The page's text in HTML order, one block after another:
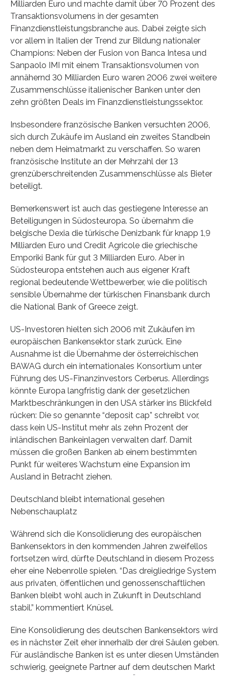
Milliarden Euro und machte damit über 70 Prozent des
Transaktionsvolumens in der gesamten
Finanzdienstleistungsbranche aus. Dabei zeigte sich
vor allem in Italien der Trend zur Bildung nationaler
Champions: Neben der Fusion von Banca Intesa und
Sanpaolo IMI mit einem Transaktionsvolumen von
annähernd 30 Milliarden Euro waren 2006 zwei weitere
Zusammenschlüsse italienischer Banken unter den
zehn größten Deals im Finanzdienstleistungssektor.
Insbesondere französische Banken versuchten 2006,
sich durch Zukäufe im Ausland ein zweites Standbein
neben dem Heimatmarkt zu verschaffen. So waren
französische Institute an der Mehrzahl der 13
grenzüberschreitenden Zusammenschlüsse als Bieter
beteiligt.
Bemerkenswert ist auch das gestiegene Interesse an
Beteiligungen in Südosteuropa. So übernahm die
belgische Dexia die türkische Denizbank für knapp 1,9
Milliarden Euro und Credit Agricole die griechische
Emporiki Bank für gut 3 Milliarden Euro. Aber in
Südosteuropa entstehen auch aus eigener Kraft
regional bedeutende Wettbewerber, wie die politisch
sensible Übernahme der türkischen Finansbank durch
die National Bank of Greece zeigt.
US-Investoren hielten sich 2006 mit Zukäufen im
europäischen Bankensektor stark zurück. Eine
Ausnahme ist die Übernahme der österreichischen
BAWAG durch ein internationales Konsortium unter
Führung des US-Finanzinvestors Cerberus. Allerdings
könnte Europa langfristig dank der gesetzlichen
Marktbeschränkungen in den USA stärker ins Blickfeld
rücken: Die so genannte “deposit cap” schreibt vor,
dass kein US-Institut mehr als zehn Prozent der
inländischen Bankeinlagen verwalten darf. Damit
müssen die großen Banken ab einem bestimmten
Punkt für weiteres Wachstum eine Expansion im
Ausland in Betracht ziehen.
Deutschland bleibt international gesehen
Nebenschauplatz
Während sich die Konsolidierung des europäischen
Bankensektors in den kommenden Jahren zweifellos
fortsetzen wird, dürfte Deutschland in diesem Prozess
eher eine Nebenrolle spielen. “Das dreigliedrige System
aus privaten, öffentlichen und genossenschaftlichen
Banken bleibt wohl auch in Zukunft in Deutschland
stabil.” kommentiert Knüsel.
Eine Konsolidierung des deutschen Bankensektors wird
es in nächster Zeit eher innerhalb der drei Säulen geben.
Für ausländische Banken ist es unter diesen Umständen
schwierig, geeignete Partner auf dem deutschen Markt